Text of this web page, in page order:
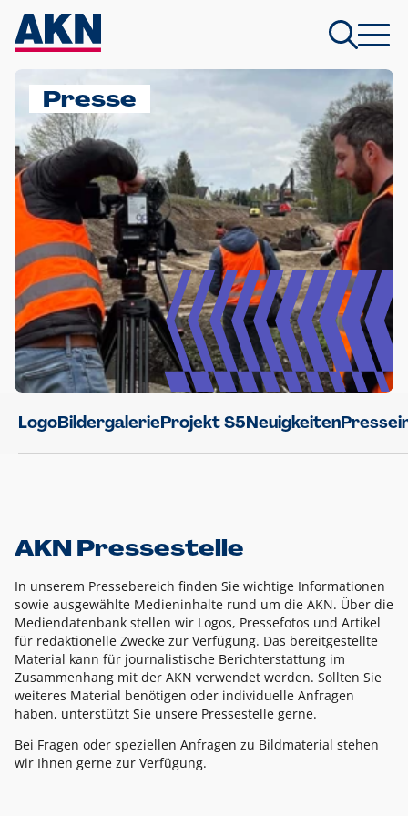
Presse
LogoBildergalerieProjekt S5Neuigkeiten
AKN Pressestelle
In unserem Pressebereich finden Sie wichtige Informationen
sowie ausgewählte Medieninhalte rund um die AKN. Über die
Mediendatenbank stellen wir Logos, Pressefotos und Artikel
für redaktionelle Zwecke zur Verfügung. Das bereitgestellte
Material kann für journalistische Berichterstattung im
Zusammenhang mit der AKN verwendet werden. Sollten Sie
weiteres Material benötigen oder individuelle Anfragen
haben, unterstützt Sie unsere Pressestelle gerne.
Bei Fragen oder speziellen Anfragen zu Bildmaterial stehen
wir Ihnen gerne zur Verfügung.